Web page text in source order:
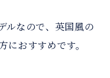
ルなので、英国風の
おすすめです。